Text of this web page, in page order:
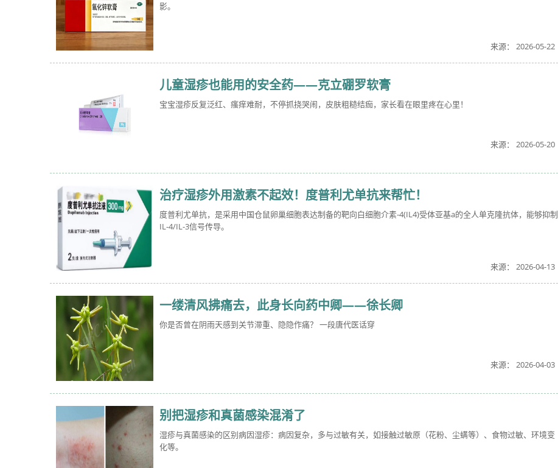
影。
来源： 2026-05-22
儿童湿疹也能用的安全药——克立硼罗软膏
宝宝湿疹反复泛红、瘙痒难耐，不停抓挠哭闹，皮肤粗糙结痂，家长看在眼里疼在心里！
来源： 2026-05-20
治疗湿疹外用激素不起效！度普利尤单抗来帮忙！
度普利尤单抗，是采用中国仓鼠卵巢细胞表达制备的靶向白细胞介素-4(IL4)受体亚基a的全人单克隆抗体，能够抑制
IL-4/IL-3信号传导。
来源： 2026-04-13
一缕清风拂痛去，此身长向药中卿——徐长卿
你是否曾在阴雨天感到关节滞重、隐隐作痛？ 一段唐代医话穿
来源： 2026-04-03
别把湿疹和真菌感染混淆了
湿疹与真菌感染的区别病因湿疹：病因复杂，多与过敏有关，如接触过敏原（花粉、尘螨等）、食物过敏、环境变
化等。